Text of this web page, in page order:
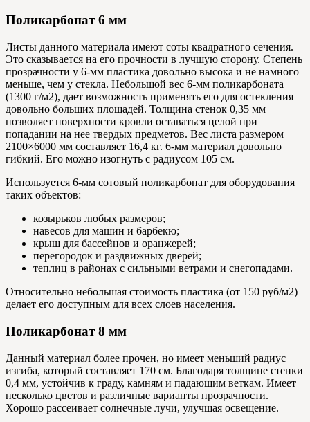
Поликарбонат 6 мм
Листы данного материала имеют соты квадратного сечения.
Это сказывается на его прочности в лучшую сторону. Степень
прозрачности у 6-мм пластика довольно высока и не намного
меньше, чем у стекла. Небольшой вес 6-мм поликарбоната
(1300 г/м2), дает возможность применять его для остекления
довольно больших площадей. Толщина стенок 0,35 мм
позволяет поверхности кровли оставаться целой при
попадании на нее твердых предметов. Вес листа размером
2100×6000 мм составляет 16,4 кг. 6-мм материал довольно
гибкий. Его можно изогнуть с радиусом 105 см.
Используется 6-мм сотовый поликарбонат для оборудования
таких объектов:
козырьков любых размеров;
навесов для машин и барбекю;
крыш для бассейнов и оранжерей;
перегородок и раздвижных дверей;
теплиц в районах с сильными ветрами и снегопадами.
Относительно небольшая стоимость пластика (от 150 руб/м2)
делает его доступным для всех слоев населения.
Поликарбонат 8 мм
Данный материал более прочен, но имеет меньший радиус
изгиба, который составляет 170 см. Благодаря толщине стенки
0,4 мм, устойчив к граду, камням и падающим веткам. Имеет
несколько цветов и различные варианты прозрачности.
Хорошо рассеивает солнечные лучи, улучшая освещение.